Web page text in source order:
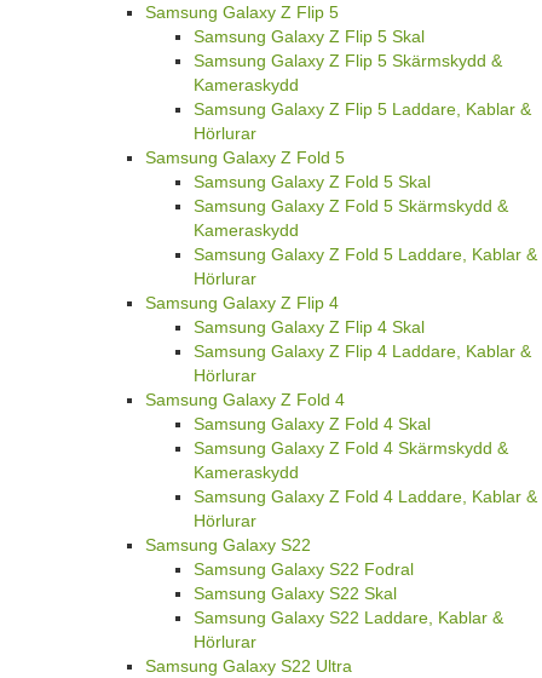
Samsung Galaxy Z Flip 5
Samsung Galaxy Z Flip 5 Skal
Samsung Galaxy Z Flip 5 Skärmskydd &
Kameraskydd
Samsung Galaxy Z Flip 5 Laddare, Kablar &
Hörlurar
Samsung Galaxy Z Fold 5
Samsung Galaxy Z Fold 5 Skal
Samsung Galaxy Z Fold 5 Skärmskydd &
Kameraskydd
Samsung Galaxy Z Fold 5 Laddare, Kablar &
Hörlurar
Samsung Galaxy Z Flip 4
Samsung Galaxy Z Flip 4 Skal
Samsung Galaxy Z Flip 4 Laddare, Kablar &
Hörlurar
Samsung Galaxy Z Fold 4
Samsung Galaxy Z Fold 4 Skal
Samsung Galaxy Z Fold 4 Skärmskydd &
Kameraskydd
Samsung Galaxy Z Fold 4 Laddare, Kablar &
Hörlurar
Samsung Galaxy S22
Samsung Galaxy S22 Fodral
Samsung Galaxy S22 Skal
Samsung Galaxy S22 Laddare, Kablar &
Hörlurar
Samsung Galaxy S22 Ultra